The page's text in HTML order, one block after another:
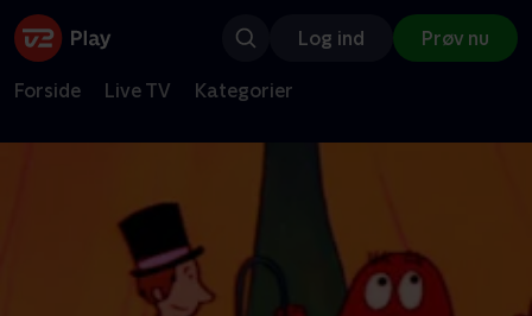
Log ind Prøv nu
Forside Live TV Kategorier